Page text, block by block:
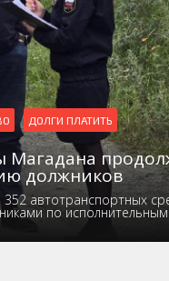
ДОЛГИ ПЛАТИТЬ
Магадана
должников
автотранспортных
по